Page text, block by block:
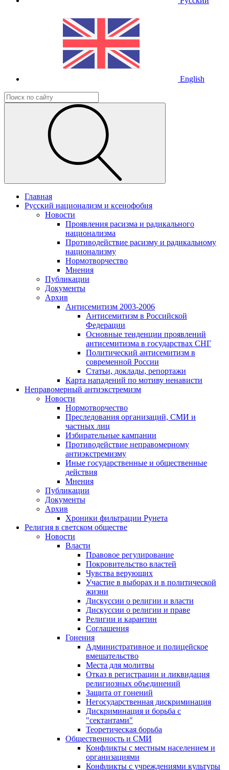
English
Главная
Русский национализм и ксенофобия
Новости
Проявления расизма и радикального
национализма
Противодействие расизму и радикальному
национализму
Нормотворчество
Мнения
Публикации
Документы
Архив
Антисемитизм 2003-2006
Антисемитизм в Российской
Федерации
Основные тенденции проявлений
антисемитизма в государствах СНГ
Политический антисемитизм в
современной России
Статьи, доклады, репортажи
Карта нападений по мотиву ненависти
Неправомерный антиэкстремизм
Новости
Нормотворчество
Преследования организаций, СМИ и
частных лиц
Избирательные кампании
Противодействие неправомерному
антиэкстремизму
Иные государственные и общественные
действия
Мнения
Публикации
Документы
Архив
Хроники фильтрации Рунета
Религия в светском обществе
Новости
Власти
Правовое регулирование
Покровительство властей
Чувства верующих
Участие в выборах и в политической
жизни
Дискуссии о религии и власти
Дискуссии о религии и праве
Религии и карантин
Соглашения
Гонения
Административное и полицейское
вмешательство
Места для молитвы
Отказ в регистрации и ликвидация
религиозных объединений
Защита от гонений
Негосударственная дискриминация
Дискриминация и борьба с
"сектантами"
Теоретическая борьба
Общественность и СМИ
Конфликты с местным населением и
организациями
Конфликты с учреждениями культуры